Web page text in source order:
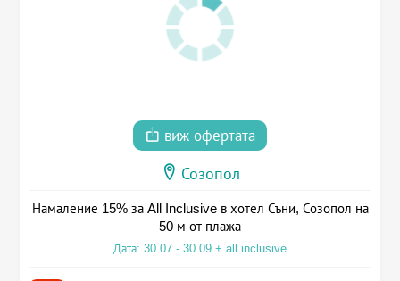
виж офертата
Созопол
Намаление 15% за All Inclusive в хотел Съни, Созопол на
50 м от плажа
Дата: 30.07 - 30.09 + all inclusive